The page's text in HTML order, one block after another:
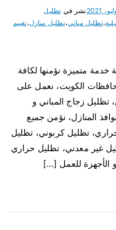
نشر في تظليل
،تظليل مباني،تظليل منازل،تغييم
خدمة متميزة نؤمنها لكافة
الكويت، نعمل على
تظليل زجاج المباني و
المنازل، نؤمن جميع
تظليل كربوني، تظليل
غير معدني، تظليل حراري